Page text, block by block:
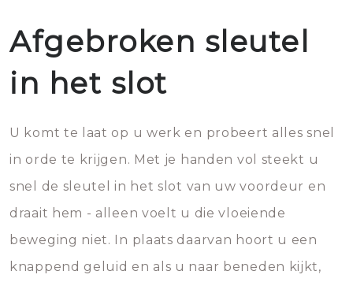
Afgebroken sleutel
in het slot
U komt te laat op u werk en probeert alles snel
in orde te krijgen. Met je handen vol steekt u
snel de sleutel in het slot van uw voordeur en
draait hem - alleen voelt u die vloeiende
beweging niet. In plaats daarvan hoort u een
knappend geluid en als u naar beneden kijkt,